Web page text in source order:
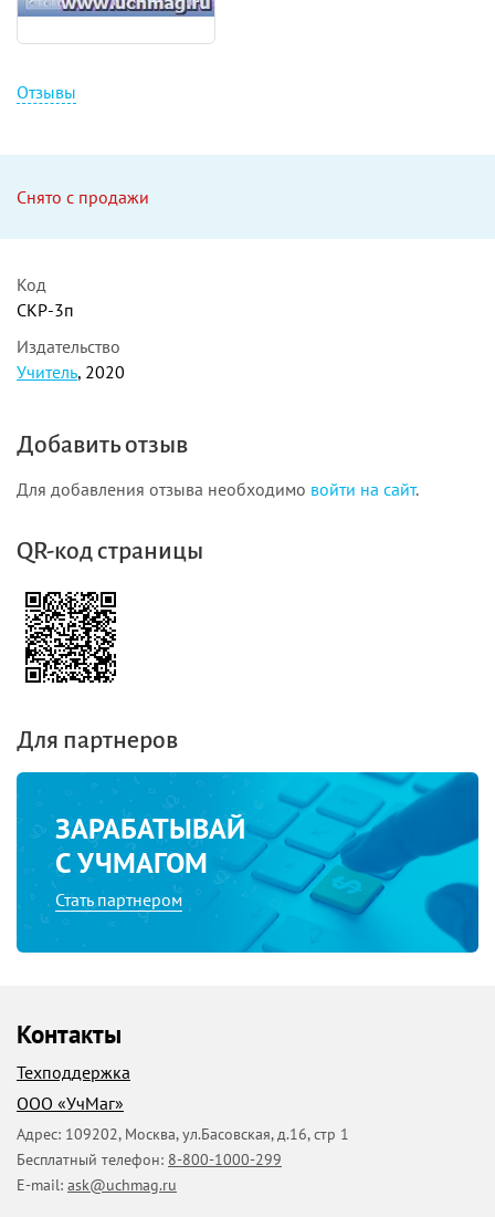
Отзывы
Снято с продажи
Код
СКР-3п
Издательство
Учитель, 2020
Добавить отзыв
Для добавления отзыва необходимо войти на сайт.
QR-код страницы
Для партнеров
ЗАРАБАТЫВАЙ
С УЧМАГОМ
Стать партнером
Контакты
Техподдержка
ООО «УчМаг»
Адрес: 109202, Москва,ул.Басовская, д.16, стр 1
Бесплатный телефон: 8-800-1000-299
E-mail: ask@uchmag.ru